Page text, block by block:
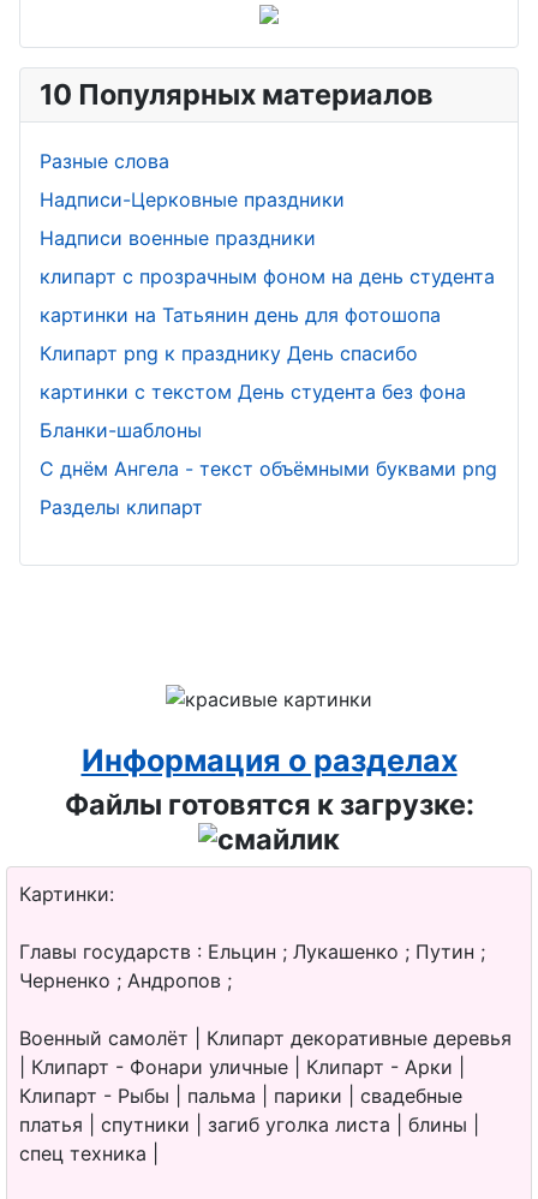
День экономиста
День работников
День кузнеца
День социолога
День
проектировщика
День участкового
День педиатра
День налоговика
День юриста
День информатики
День художника
День работников
ЗАГСа
День снабженца
День хоккея
День крупье
День риэлтора
10 Популярных материалов
Разные слова
Надписи-Церковные праздники
Надписи военные праздники
клипарт с прозрачным фоном на день студента
картинки на Татьянин день для фотошопа
Клипарт png к празднику День спасибо
картинки с текстом День студента без фона
Бланки-шаблоны
С днём Ангела - текст объёмными буквами png
Разделы клипарт
Информация о разделах
Файлы готовятся к загрузке:
Картинки:
Главы государств : Ельцин ; Лукашенко ; Путин ;
Черненко ; Андропов ;
Военный самолёт | Клипарт декоративные деревья
| Клипарт - Фонари уличные | Клипарт - Арки |
Клипарт - Рыбы | пальма | парики | свадебные
платья | спутники | загиб уголка листа | блины |
спец техника |